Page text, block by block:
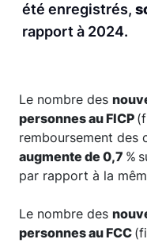
été enregistrés,
rapport à 2024.
Le nombre des
personnes au FICP
remboursement des
augmente de 0,7 %
par rapport à la
Le nombre des
personnes au FCC